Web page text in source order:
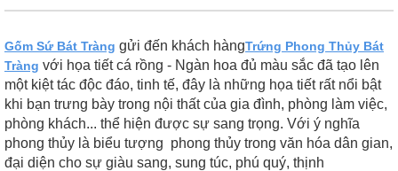
Gốm Sứ Bát Tràng gửi đến khách hàngTrứng Phong Thủy Bát
Tràng với họa tiết cá rồng - Ngàn hoa đủ màu sắc đã tạo lên
một kiệt tác độc đáo, tinh tế, đây là những họa tiết rất nổi bật
khi bạn trưng bày trong nội thất của gia đình, phòng làm việc,
phòng khách... thể hiện được sự sang trọng. Với ý nghĩa
phong thủy là biểu tượng phong thủy trong văn hóa dân gian,
đại diện cho sự giàu sang, sung túc, phú quý, thịnh